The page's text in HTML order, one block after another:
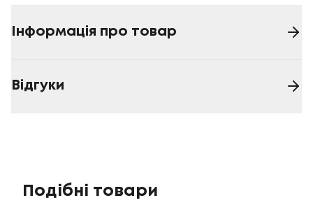
Інформація про товар
Відгуки
Подібні товари